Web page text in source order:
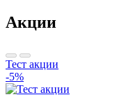
Акции
Тест акции
-5%